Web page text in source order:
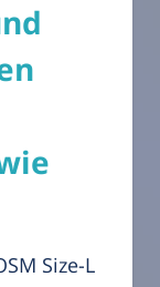
Size-L